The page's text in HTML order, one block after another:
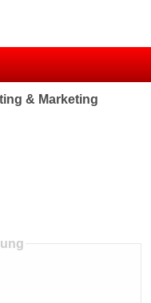
& Marketing